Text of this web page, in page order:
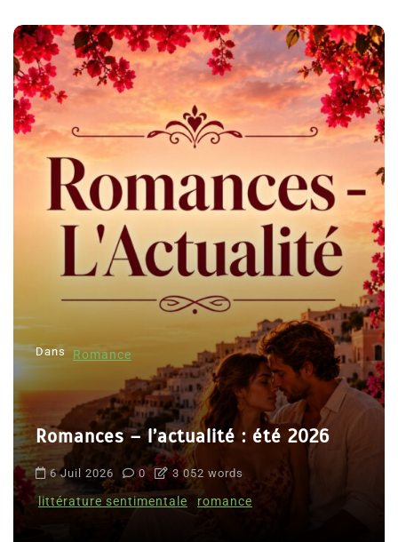
Dans Romance
Romances – l’actualité : été 2026
6 Juil 2026 0 3 052 words
littérature sentimentale romance